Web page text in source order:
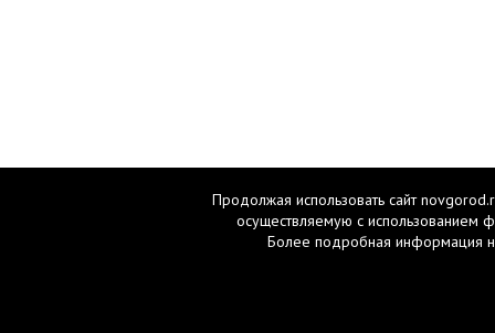
Продолжая использовать сайт
осуществляемую с использованием
Более подробная информация